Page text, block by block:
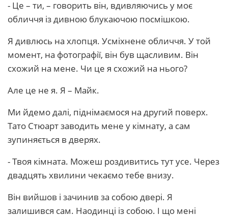
- Це – ти, – говорить він, вдивляючись у моє
обличчя із дивною блукаючою посмішкою.
Я дивлюсь на хлопця. Усміхнене обличчя. У той
момент, на фотографії, він був щасливим. Він
схожий на мене. Чи це я схожий на нього?
Але це не я. Я – Майк.
Ми йдемо далі, піднімаємося на другий поверх.
Тато Стюарт заводить мене у кімнату, а сам
зупиняється в дверях.
- Твоя кімната. Можеш роздивитись тут усе. Через
двадцять хвилини чекаємо тебе внизу.
Він вийшов і зачинив за собою двері. Я
залишився сам. Наодинці із собою. І що мені